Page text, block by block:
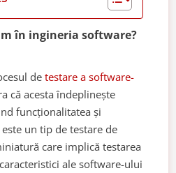
în ingineria software?
detestare a software-
că acesta îndeplinește
funcționalitatea și
un tip de testare de
care implică testarea
ale software-ului